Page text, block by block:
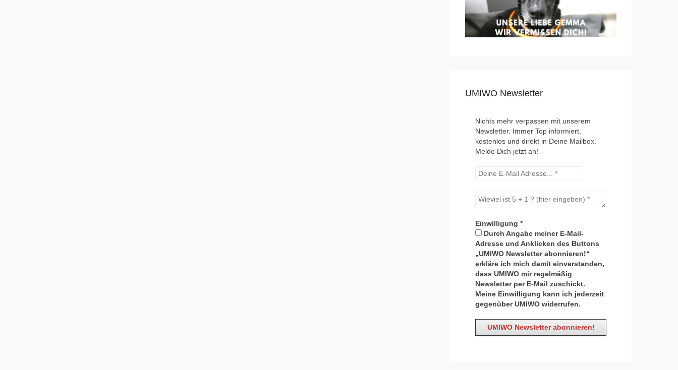
UMIWO Newsletter
Nichts mehr verpassen mit unserem
Newsletter. Immer Top informiert,
kostenlos und direkt in Deine Mailbox.
Melde Dich jetzt an!
Einwilligung *
Durch Angabe meiner E-Mail-
Adresse und Anklicken des Buttons
„UMIWO Newsletter abonnieren!“
erkläre ich mich damit einverstanden,
dass UMIWO mir regelmäßig
Newsletter per E-Mail zuschickt.
Meine Einwilligung kann ich jederzeit
gegenüber UMIWO widerrufen.